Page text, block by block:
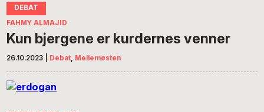
FAHMY ALMAJID
Kun bjergene er kurdernes venner
26.10.2023 Debat Mellemøsten